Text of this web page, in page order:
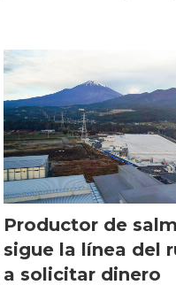
Productor de
sigue la línea del
a solicitar dinero